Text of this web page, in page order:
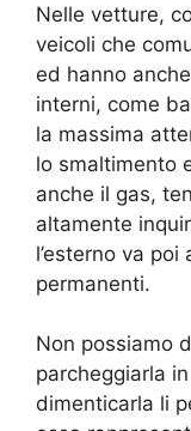
Nelle vetture,
veicoli che
ed hanno
interni, come
la massima
lo smaltimento
anche il gas,
altamente
l’esterno va
permanenti.
Non possiamo
parcheggiarla
dimenticarla li